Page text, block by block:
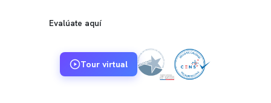
Evalúate aquí
Tour virtual